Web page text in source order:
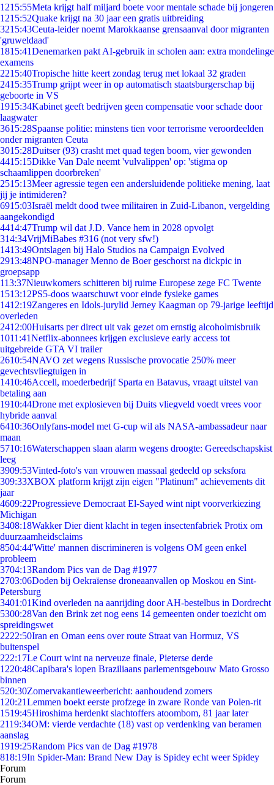
1215:55Meta krijgt half miljard boete voor mentale schade bij jongeren
1215:52Quake krijgt na 30 jaar een gratis uitbreiding
3215:43Ceuta-leider noemt Marokkaanse grensaanval door migranten
'gruweldaad'
1815:41Denemarken pakt AI-gebruik in scholen aan: extra mondelinge
examens
2215:40Tropische hitte keert zondag terug met lokaal 32 graden
2415:35Trump grijpt weer in op automatisch staatsburgerschap bij
geboorte in VS
1915:34Kabinet geeft bedrijven geen compensatie voor schade door
laagwater
3615:28Spaanse politie: minstens tien voor terrorisme veroordeelden
onder migranten Ceuta
3015:28Duitser (93) crasht met quad tegen boom, vier gewonden
4415:15Dikke Van Dale neemt 'vulvalippen' op: 'stigma op
schaamlippen doorbreken'
2515:13Meer agressie tegen een andersluidende politieke mening, laat
jij je intimideren?
6915:03Israël meldt dood twee militairen in Zuid-Libanon, vergelding
aangekondigd
4414:47Trump wil dat J.D. Vance hem in 2028 opvolgt
314:34VrijMiBabes #316 (not very sfw!)
1413:49Ontslagen bij Halo Studios na Campaign Evolved
2913:48NPO-manager Menno de Boer geschorst na dickpic in
groepsapp
113:37Nieuwkomers schitteren bij ruime Europese zege FC Twente
1513:12PS5-doos waarschuwt voor einde fysieke games
1412:19Zangeres en Idols-jurylid Jerney Kaagman op 79-jarige leeftijd
overleden
2412:00Huisarts per direct uit vak gezet om ernstig alcoholmisbruik
1011:41Netflix-abonnees krijgen exclusieve early access tot
uitgebreide GTA VI trailer
2610:54NAVO zet wegens Russische provocatie 250% meer
gevechtsvliegtuigen in
1410:46Accell, moederbedrijf Sparta en Batavus, vraagt uitstel van
betaling aan
1910:44Drone met explosieven bij Duits vliegveld voedt vrees voor
hybride aanval
6410:36Onlyfans-model met G-cup wil als NASA-ambassadeur naar
maan
5710:16Waterschappen slaan alarm wegens droogte: Gereedschapskist
leeg
3909:53Vinted-foto's van vrouwen massaal gedeeld op seksfora
309:33XBOX platform krijgt zijn eigen "Platinum" achievements dit
jaar
4609:22Progressieve Democraat El-Sayed wint nipt voorverkiezing
Michigan
3408:18Wakker Dier dient klacht in tegen insectenfabriek Protix om
duurzaamheidsclaims
8504:44'Witte' mannen discrimineren is volgens OM geen enkel
probleem
3704:13Random Pics van de Dag #1977
2703:06Doden bij Oekraïense droneaanvallen op Moskou en Sint-
Petersburg
3401:01Kind overleden na aanrijding door AH-bestelbus in Dordrecht
5300:28Van den Brink zet nog eens 14 gemeenten onder toezicht om
spreidingswet
2222:50Iran en Oman eens over route Straat van Hormuz, VS
buitenspel
222:17Le Court wint na nerveuze finale, Pieterse derde
1220:48Capibara's lopen Braziliaans parlementsgebouw Mato Grosso
binnen
520:30Zomervakantieweerbericht: aanhoudend zomers
1 20:21Lemmen boekt eerste profzege in zware Ronde van Polen-rit
1519:45Hiroshima herdenkt slachtoffers atoombom, 81 jaar later
2119:34OM: vierde verdachte (18) vast op verdenking van beramen
aanslag
1919:25Random Pics van de Dag #1978
818:19In Spider-Man: Brand New Day is Spidey echt weer Spidey
Forum
Forum